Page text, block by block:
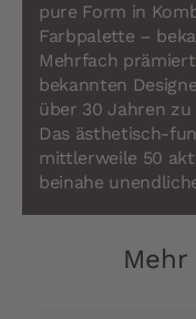
pure Form in
Farbpalette –
Mehrfach
bekannten
über 30 Jahren zu
Das ästhetisch-
mittlerweile 50
beinahe